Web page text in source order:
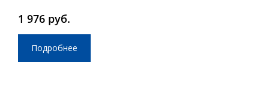
1 976 руб.
Подробнее